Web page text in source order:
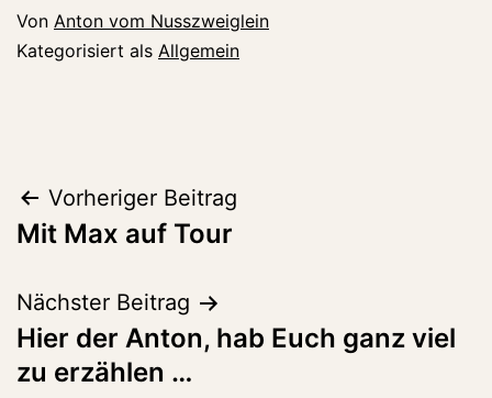
Von Anton vom Nusszweiglein
Kategorisiert als Allgemein
Beitragsnavigation
Vorheriger Beitrag
Mit Max auf Tour
Nächster Beitrag
Hier der Anton, hab Euch ganz viel
zu erzählen …